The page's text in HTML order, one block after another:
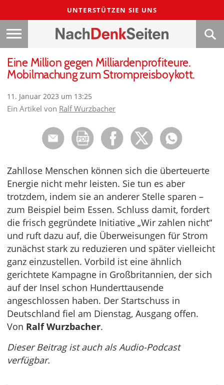
UNTERSTÜTZEN SIE UNS
Eine Million gegen Milliardenprofiteure.
Mobilmachung zum Strompreisboykott.
11. Januar 2023 um 13:25
Ein Artikel von Ralf Wurzbacher
Zahllose Menschen können sich die überteuerte
Energie nicht mehr leisten. Sie tun es aber
trotzdem, indem sie an anderer Stelle sparen –
zum Beispiel beim Essen. Schluss damit, fordert
die frisch gegründete Initiative „Wir zahlen nicht“
und ruft dazu auf, die Überweisungen für Strom
zunächst stark zu reduzieren und später vielleicht
ganz einzustellen. Vorbild ist eine ähnlich
gerichtete Kampagne in Großbritannien, der sich
auf der Insel schon Hunderttausende
angeschlossen haben. Der Startschuss in
Deutschland fiel am Dienstag, Ausgang offen.
Von Ralf Wurzbacher.
Dieser Beitrag ist auch als Audio-Podcast
verfügbar.